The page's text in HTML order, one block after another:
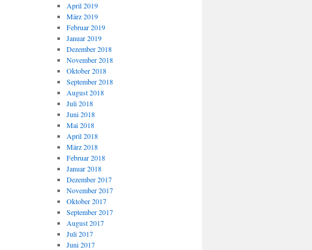
April 2019
März 2019
Februar 2019
Januar 2019
Dezember 2018
November 2018
Oktober 2018
September 2018
August 2018
Juli 2018
Juni 2018
Mai 2018
April 2018
März 2018
Februar 2018
Januar 2018
Dezember 2017
November 2017
Oktober 2017
September 2017
August 2017
Juli 2017
Juni 2017